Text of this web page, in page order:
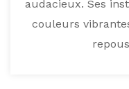
audacieux. Ses
couleurs